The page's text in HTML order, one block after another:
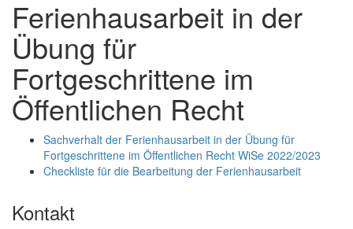
Ferienhausarbeit in der
Übung für
Fortgeschrittene im
Öffentlichen Recht
Sachverhalt der Ferienhausarbeit in der Übung für
Fortgeschrittene im Öffentlichen Recht WiSe 2022/2023
Checkliste für die Bearbeitung der Ferienhausarbeit
Kontakt